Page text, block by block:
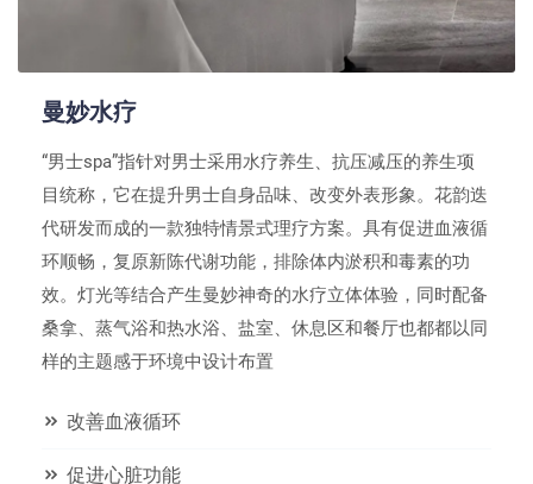
曼妙水疗
“男士spa”指针对男士采用水疗养生、抗压减压的养生项
目统称，它在提升男士自身品味、改变外表形象。花韵迭
代研发而成的一款独特情景式理疗方案。具有促进血液循
环顺畅，复原新陈代谢功能，排除体内淤积和毒素的功
效。灯光等结合产生曼妙神奇的水疗立体体验，同时配备
桑拿、蒸气浴和热水浴、盐室、休息区和餐厅也都都以同
样的主题感于环境中设计布置
改善血液循环
促进心脏功能